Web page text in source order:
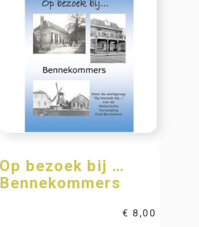
Op bezoek bij …
Bennekommers
€ 8,00